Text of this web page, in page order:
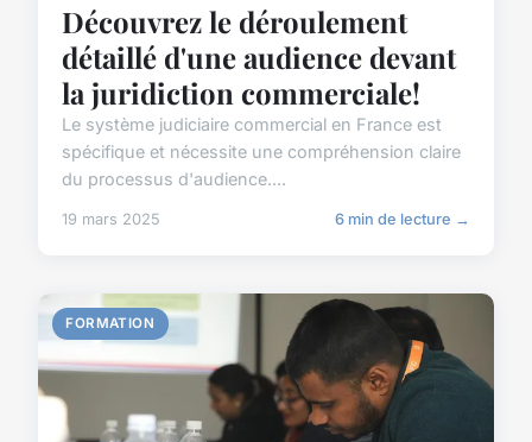
Découvrez le déroulement
détaillé d'une audience devant
la juridiction commerciale!
Le système judiciaire commercial en France est
spécifique et nécessite une compréhension claire
du processus d'audience....
19 mars 2025 6 min de lecture →
FORMATION